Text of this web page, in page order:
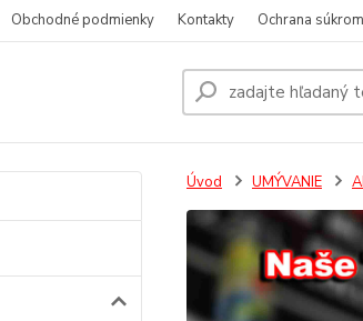
Obchodné podmienky Kontakty Ochrana
Úvod UMÝVANIE